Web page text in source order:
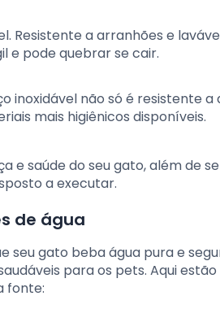
Resistente a arranhões e
e pode quebrar se cair.
inoxidável não só é resistente
mais higiênicos disponíveis.
e saúde do seu gato, além de
a executar.
de água
gato beba água pura e
para os pets. Aqui
fonte: